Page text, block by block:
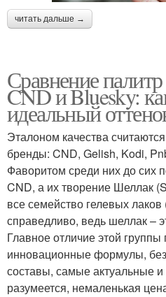
читать дальше →
Сравнение
CND и Bluesky:
идеальный
Эталоном качества
бренды: CND, Gelish, Kodi,
Фаворитом среди них до сих
CND, а их творение Шеллак
все семейство гелевых лаков
справедливо, ведь шеллак –
Главное отличие этой группы
инновационные формулы,
составы, самые актуальные
разумеется, немаленькая